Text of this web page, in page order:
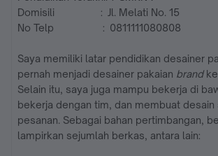
Domisili : Jl. Melati No. 15
No Telp : 0811111080808
Saya memiliki latar pendidikan desainer
pernah menjadi desainer pakaian brand
Selain itu, saya juga mampu bekerja di
bekerja dengan tim, dan membuat desain
pesanan. Sebagai bahan pertimbangan,
lampirkan sejumlah berkas, antara lain: